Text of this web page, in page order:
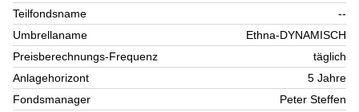
Teilfondsname
--
Umbrellaname
Ethna-DYNAMISCH
Preisberechnungs-Frequenz
täglich
Anlagehorizont
5 Jahre
Fondsmanager
Peter Steffen